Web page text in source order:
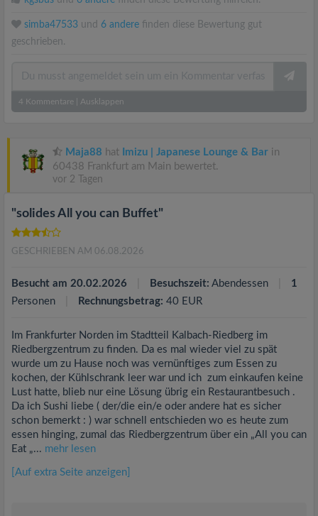
simba47533 und 6 andere finden diese Bewertung gut
geschrieben.
4 Kommentare Ausklappen
Maja88 hat Imizu | Japanese Lounge & Bar in
60438 Frankfurt am Main bewertet.
vor 2 Tagen
"solides All you can Buffet"
GESCHRIEBEN AM 06.08.2026
Besucht am 20.02.2026 Besuchszeit: Abendessen
1
Personen
Rechnungsbetrag: 40 EUR
Im Frankfurter Norden im Stadtteil Kalbach-Riedberg im
Riedbergzentrum zu finden. Da es mal wieder viel zu spät
wurde um zu Hause noch was vernünftiges zum Essen zu
kochen, der Kühlschrank leer war und ich zum einkaufen keine
Lust hatte, blieb nur eine Lösung übrig ein Restaurantbesuch .
Da ich Sushi liebe ( der/die ein/e oder andere hat es sicher
schon bemerkt : ) war schnell entschieden wo es heute zum
essen hinging, zumal das Riedbergzentrum über ein „All you can
Eat „... mehr lesen
[Auf extra Seite anzeigen]